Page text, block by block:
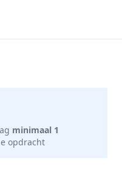
minimaal 1
opdracht